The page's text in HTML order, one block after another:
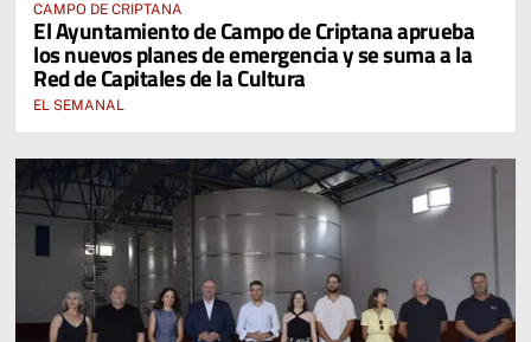
CAMPO DE CRIPTANA
El Ayuntamiento de Campo de Criptana aprueba
los nuevos planes de emergencia y se suma a la
Red de Capitales de la Cultura
EL SEMANAL